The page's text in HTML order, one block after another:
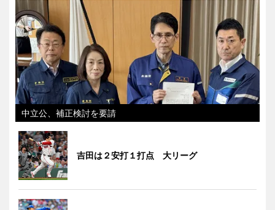
中立公、補正検討を要請
吉田は２安打１打点 大リーグ